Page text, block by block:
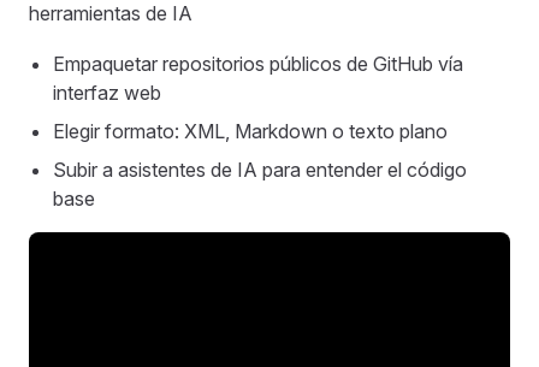
herramientas de IA
Empaquetar repositorios públicos de GitHub vía
interfaz web
Elegir formato: XML, Markdown o texto plano
Subir a asistentes de IA para entender el código
base